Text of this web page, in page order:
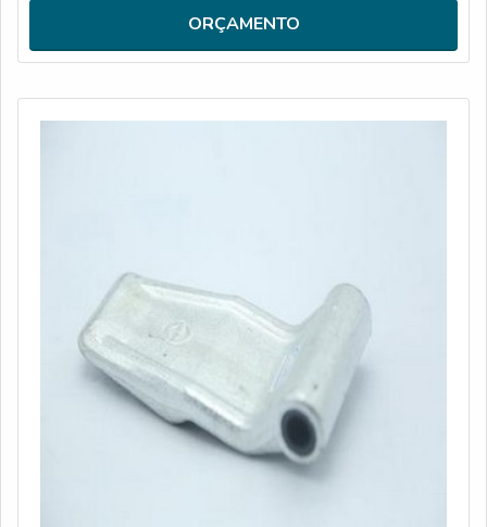
DETALHES ACERCA DO PRODUTOAo escolher o
container é preciso considerar as principais apli
ORÇAMENTO